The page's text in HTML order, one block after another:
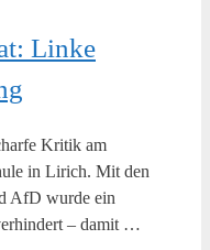
Linke
Kritik am
in Lirich. Mit den
AfD wurde ein
– damit …